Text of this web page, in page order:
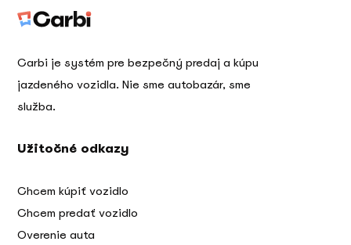
Carbi je systém pre bezpečný predaj a kúpu
jazdeného vozidla. Nie sme autobazár, sme
služba.
Užitočné odkazy
Chcem kúpiť vozidlo
Chcem predať vozidlo
Overenie auta